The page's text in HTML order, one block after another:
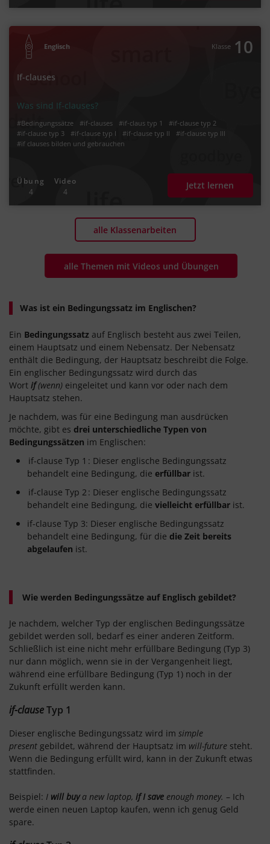
Englisch Klasse 10
If-clauses
Was sind If-clauses?
#Bedingungssätze #if-clauses #if-claus typ 1
#if-clause typ 2
#if-clause typ 3
#if-clause typ I #if-clause typ II
#if-clause typ III
#if clauses bilden und gebrauchen
Übung
4
Video
4
Jetzt lernen
alle Klassenarbeiten
alle Themen mit Videos und Übungen
Was ist ein Bedingungssatz im Englischen?
Ein Bedingungssatz auf Englisch besteht aus zwei Teilen,
einem Hauptsatz und einem Nebensatz. Der Nebensatz
enthält die Bedingung, der Hauptsatz beschreibt die Folge.
Ein englischer Bedingungssatz wird durch das
Wort if(wenn) eingeleitet und kann vor oder nach dem
Hauptsatz stehen.
Je nachdem, was für eine Bedingung man ausdrücken
möchte, gibt es drei unterschiedliche Typen von
Bedingungssätzen im Englischen:
if-clause Typ 1 : Dieser englische Bedingungssatz
behandelt eine Bedingung, die erfüllbar ist.
if-clause Typ 2 : Dieser englische Bedingungssatz
behandelt eine Bedingung, die vielleicht erfüllbar ist.
if-clause Typ 3: Dieser englische Bedingungssatz
behandelt eine Bedingung, für die die Zeit bereits
abgelaufen ist.
Wie werden Bedingungssätze auf Englisch gebildet?
Je nachdem, welcher Typ der englischen Bedingungssätze
gebildet werden soll, bedarf es einer anderen Zeitform.
Schließlich ist eine nicht mehr erfüllbare Bedingung (Typ 3)
nur dann möglich, wenn sie in der Vergangenheit liegt,
während eine erfüllbare Bedingung (Typ 1) noch in der
Zukunft erfüllt werden kann.
if-clauseTyp 1
Dieser englische Bedingungssatz wird im simple
present gebildet, während der Hauptsatz im will-future steht.
Wenn die Bedingung erfüllt wird, kann in der Zukunft etwas
stattfinden.
Beispiel: I will buya new laptop, if I save enough money. – Ich
werde einen neuen Laptop kaufen, wenn ich genug Geld
spare.